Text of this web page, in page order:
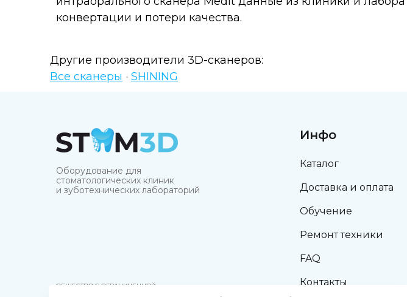
конвертации и потери качества.
Другие производители 3D-сканеров:
Все сканеры · SHINING
Каталог
Доставка и оплата
Обучение
Ремонт техники
FAQ
Контакты
Инфо
Оборудование для
стоматологических клиник
и зуботехнических лабораторий
ОБЩЕСТВО С ОГРАНИЧЕННОЙ